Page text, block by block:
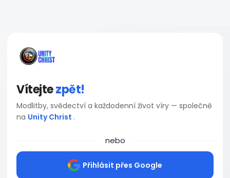
Vítejtezpět!
Modlitby, svědectví a každodenní život víry — společně
na Unity Christ .
nebo
Přihlásit přes Google